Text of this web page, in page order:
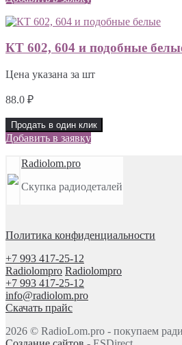
КТ 602, 604 и подобные
Цена указана за шт
88.0 ₽
Продать в один клик
Добавить в заявку
Radiolom.pro
Скупка радиодеталей
Политика конфиденциальности
+7 993 417-25-12
Radiolompro Radiolompro
+7 993 417-25-12
info@radiolom.pro
Скачать прайс
2026 © RadioLom.pro - покупаем